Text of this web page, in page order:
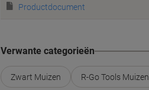
Productdocument
Verwante categorieën
Zwart Muizen R-Go Tools Muizen